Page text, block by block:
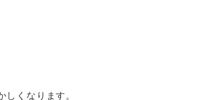
くなります。